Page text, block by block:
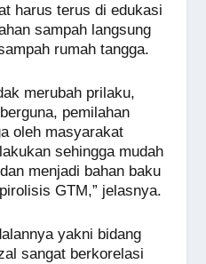
harus terus di edukasi
sampah langsung
rumah tangga.
merubah prilaku,
pemilahan
oleh masyarakat
sehingga mudah
menjadi bahan baku
GTM,” jelasnya.
yakni bidang
sangat berkorelasi